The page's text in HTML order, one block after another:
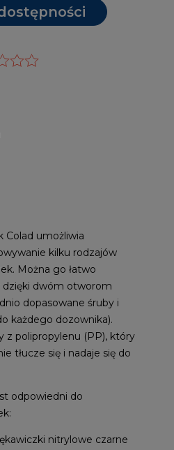
Colad umożliwia
kilku rodzajów
Można go łatwo
dzięki dwóm otworom
dopasowane śruby i
każdego dozownika).
z polipropylenu (PP), który
tłucze się i nadaje się do
odpowiedni do
nitrylowe czarne